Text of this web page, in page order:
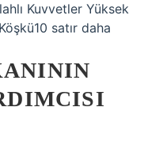
Kuvvetler Yüksek
satır daha